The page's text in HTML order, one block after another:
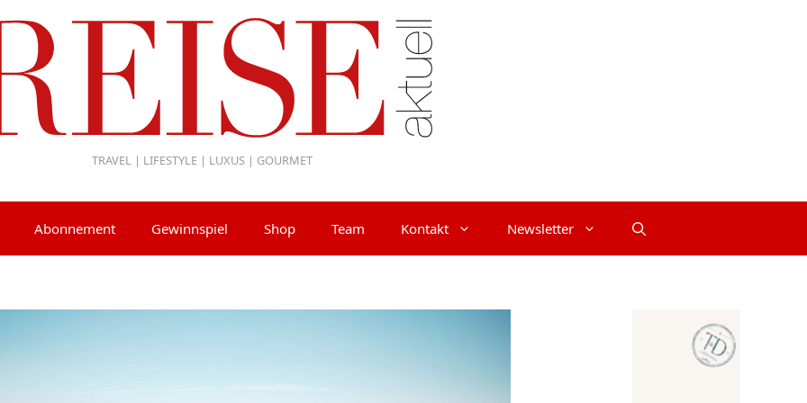
TRAVEL | LIFESTYLE | LUXUS | GOURMET
Abonnement Gewinnspiel Shop Team Kontakt Newsletter